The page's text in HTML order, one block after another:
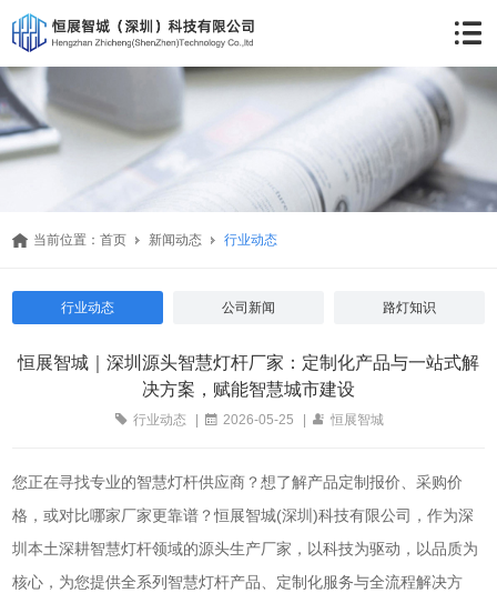
当前位置：首页 新闻动态 行业动态
行业动态 公司新闻 路灯知识
恒展智城｜深圳源头智慧灯杆厂家：定制化产品与一站式解
决方案，赋能智慧城市建设
行业动态 2026-05-25 恒展智城
您正在寻找专业的智慧灯杆供应商？想了解产品定制报价、采购价
格，或对比哪家厂家更靠谱？恒展智城(深圳)科技有限公司，作为深
圳本土深耕智慧灯杆领域的源头生产厂家，以科技为驱动，以品质为
核心，为您提供全系列智慧灯杆产品、定制化服务与全流程解决方